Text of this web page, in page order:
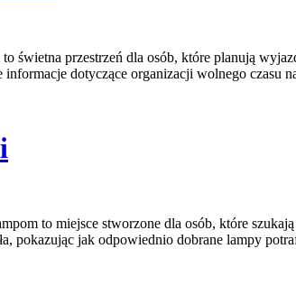
świetna przestrzeń dla osób, które planują
dotyczące organizacji wolnego
to miejsce stworzone dla osób, które
pokazując jak odpowiednio dobrane lampy